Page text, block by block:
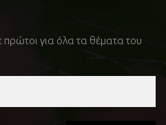
πρώτοι για όλα τα θέματα του